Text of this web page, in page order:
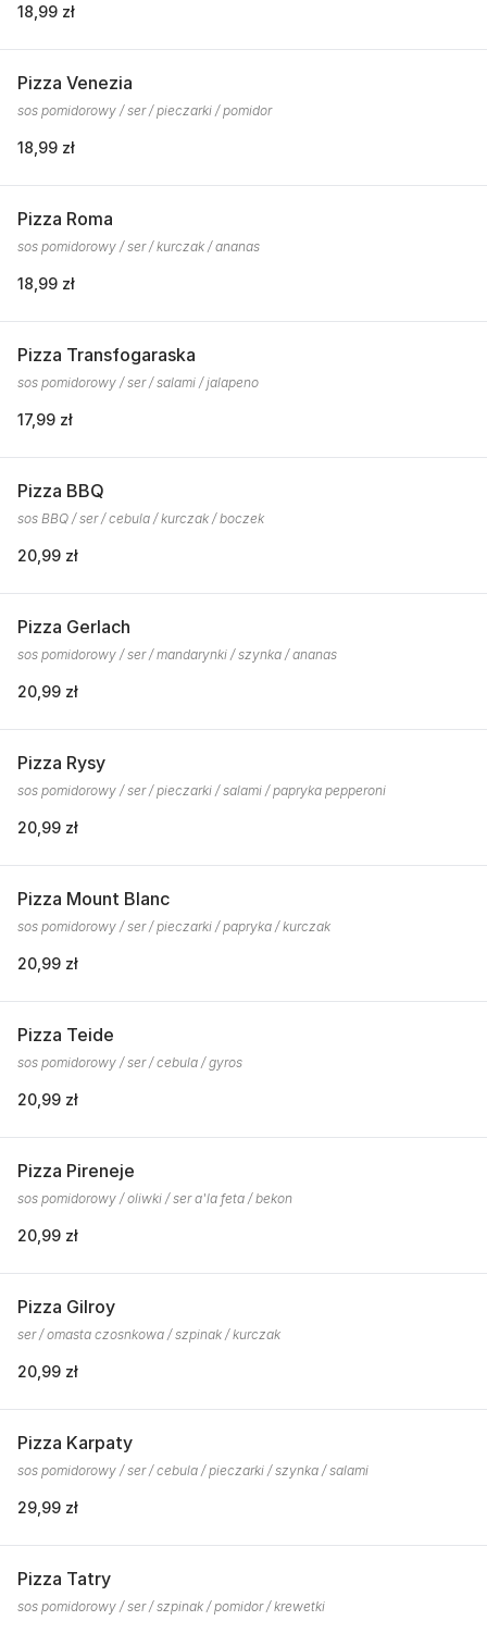
18,99 zł
Pizza Venezia
sos pomidorowy / ser / pieczarki / pomidor
18,99 zł
Pizza Roma
sos pomidorowy / ser / kurczak / ananas
18,99 zł
Pizza Transfogaraska
sos pomidorowy / ser / salami / jalapeno
17,99 zł
Pizza BBQ
sos BBQ / ser / cebula / kurczak / boczek
20,99 zł
Pizza Gerlach
sos pomidorowy / ser / mandarynki / szynka / ananas
20,99 zł
Pizza Rysy
sos pomidorowy / ser / pieczarki / salami / papryka pepperoni
20,99 zł
Pizza Mount Blanc
sos pomidorowy / ser / pieczarki / papryka / kurczak
20,99 zł
Pizza Teide
sos pomidorowy / ser / cebula / gyros
20,99 zł
Pizza Pireneje
sos pomidorowy / oliwki / ser a'la feta / bekon
20,99 zł
Pizza Gilroy
ser / omasta czosnkowa / szpinak / kurczak
20,99 zł
Pizza Karpaty
sos pomidorowy / ser / cebula / pieczarki / szynka / salami
29,99 zł
Pizza Tatry
sos pomidorowy / ser / szpinak / pomidor / krewetki